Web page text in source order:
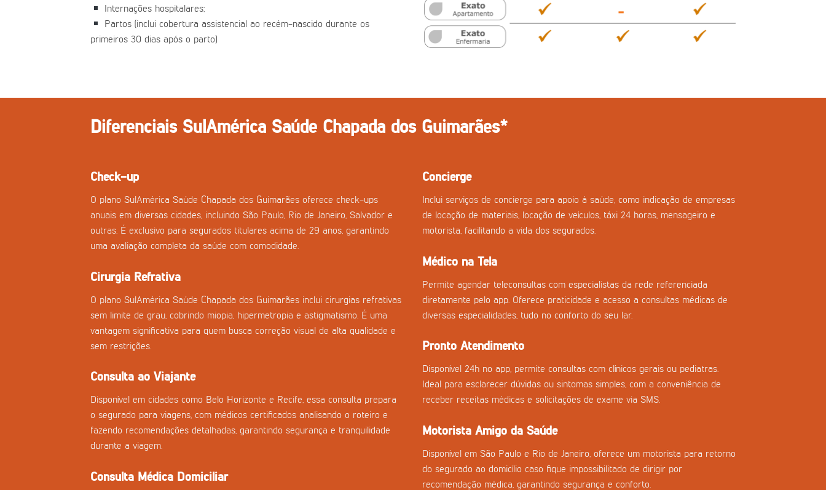
Internações hospitalares;
Partos (inclui cobertura assistencial ao recém-nascido durante os
primeiros 30 dias após o parto)
Diferenciais SulAmérica Saúde Chapada dos Guimarães*
Check-up
O plano SulAmérica Saúde Chapada dos Guimarães oferece check-ups
anuais em diversas cidades, incluindo São Paulo, Rio de Janeiro, Salvador e
outras. É exclusivo para segurados titulares acima de 29 anos, garantindo
uma avaliação completa da saúde com comodidade.
Cirurgia Refrativa
O plano SulAmérica Saúde Chapada dos Guimarães inclui cirurgias refrativas
sem limite de grau, cobrindo miopia, hipermetropia e astigmatismo. É uma
vantagem significativa para quem busca correção visual de alta qualidade e
sem restrições.
Consulta ao Viajante
Disponível em cidades como Belo Horizonte e Recife, essa consulta prepara
o segurado para viagens, com médicos certificados analisando o roteiro e
fazendo recomendações detalhadas, garantindo segurança e tranquilidade
durante a viagem.
Consulta Médica Domiciliar
Concierge
Inclui serviços de concierge para apoio à saúde, como indicação de empresas
de locação de materiais, locação de veículos, táxi 24 horas, mensageiro e
motorista, facilitando a vida dos segurados.
Médico na Tela
Permite agendar teleconsultas com especialistas da rede referenciada
diretamente pelo app. Oferece praticidade e acesso a consultas médicas de
diversas especialidades, tudo no conforto do seu lar.
Pronto Atendimento
Disponível 24h no app, permite consultas com clínicos gerais ou pediatras.
Ideal para esclarecer dúvidas ou sintomas simples, com a conveniência de
receber receitas médicas e solicitações de exame via SMS.
Motorista Amigo da Saúde
Disponível em São Paulo e Rio de Janeiro, oferece um motorista para retorno
do segurado ao domicílio caso fique impossibilitado de dirigir por
recomendação médica, garantindo segurança e conforto.